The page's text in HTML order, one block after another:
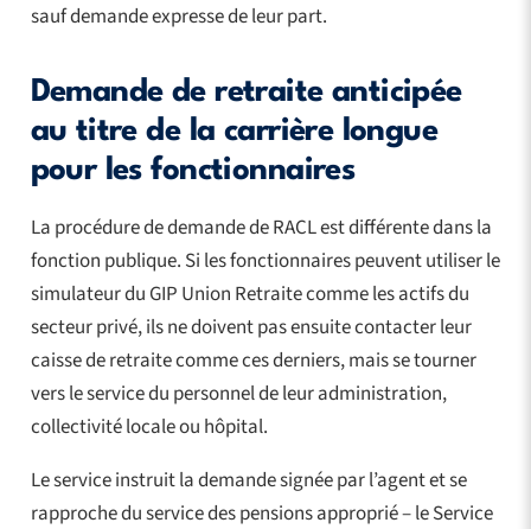
sauf demande expresse de leur part.
Demande de retraite anticipée
au titre de la carrière longue
pour les fonctionnaires
La procédure de demande de RACL est différente dans la
fonction publique. Si les fonctionnaires peuvent utiliser le
simulateur du GIP Union Retraite comme les actifs du
secteur privé, ils ne doivent pas ensuite contacter leur
caisse de retraite comme ces derniers, mais se tourner
vers le service du personnel de leur administration,
collectivité locale ou hôpital.
Le service instruit la demande signée par l’agent et se
rapproche du service des pensions approprié – le Service